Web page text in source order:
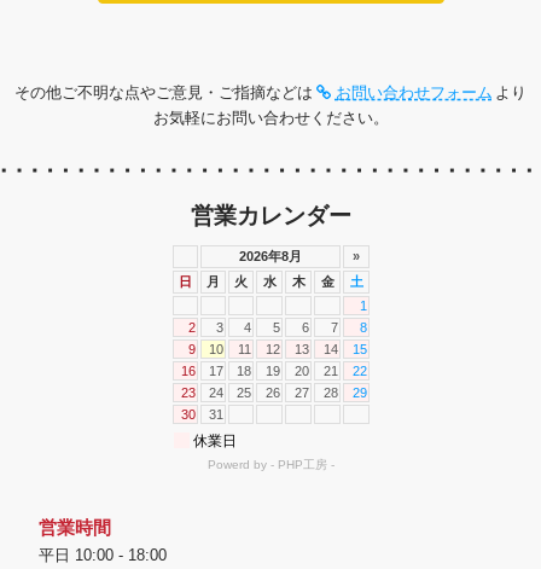
その他ご不明な点やご意見・ご指摘などは お問い合わせフォーム より
お気軽にお問い合わせください。
営業カレンダー
営業時間
平日 10:00 - 18:00